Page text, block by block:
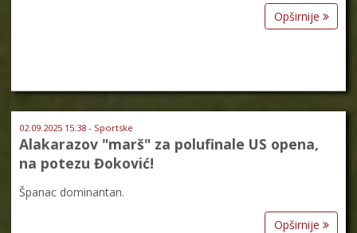
Opširnije
02.09.2025 15:38 - Sportske
Alakarazov "marš" za polufinale US opena,
na potezu Đoković!
Španac dominantan.
Opširnije